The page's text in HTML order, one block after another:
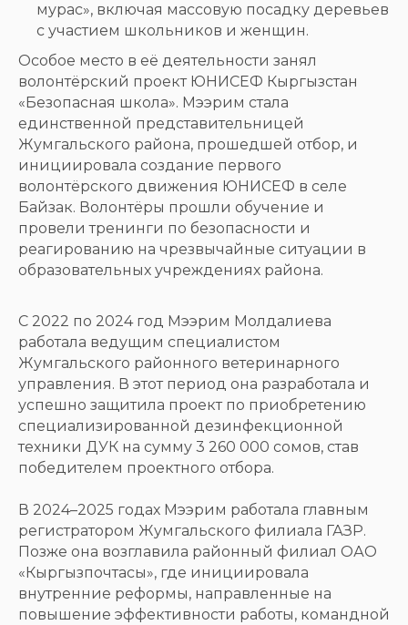
мурас», включая массовую посадку деревьев
с участием школьников и женщин.
Особое место в её деятельности занял
волонтёрский проект ЮНИСЕФ Кыргызстан
«Безопасная школа». Мээрим стала
единственной представительницей
Жумгальского района, прошедшей отбор, и
инициировала создание первого
волонтёрского движения ЮНИСЕФ в селе
Байзак. Волонтёры прошли обучение и
провели тренинги по безопасности и
реагированию на чрезвычайные ситуации в
образовательных учреждениях района.
С 2022 по 2024 год Мээрим Молдалиева
работала ведущим специалистом
Жумгальского районного ветеринарного
управления. В этот период она разработала и
успешно защитила проект по приобретению
специализированной дезинфекционной
техники ДУК на сумму 3 260 000 сомов, став
победителем проектного отбора.
В 2024–2025 годах Мээрим работала главным
регистратором Жумгальского филиала ГАЗР.
Позже она возглавила районный филиал ОАО
«Кыргызпочтасы», где инициировала
внутренние реформы, направленные на
повышение эффективности работы, командной